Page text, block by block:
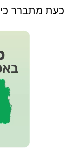
כעת מתברר